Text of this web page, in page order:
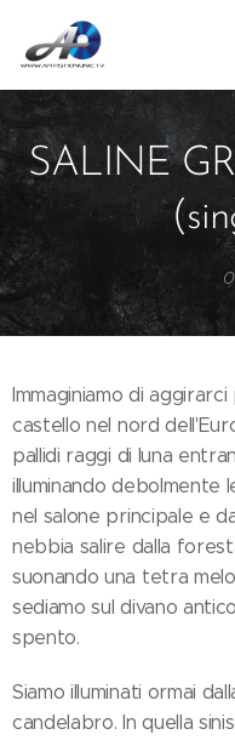
SALINE
Immaginiamo di
castello nel nord
pallidi raggi di luna
illuminando debolmente
nel salone principale e
nebbia salire dalla
suonando una tetra
sediamo sul divano
spento.
Siamo illuminati ormai
candelabro. In quella